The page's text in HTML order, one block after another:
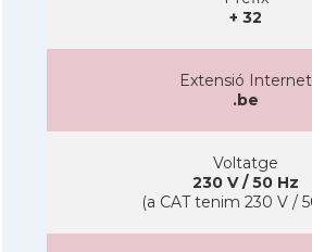
+ 32
Extensió Internet
.be
Voltatge
230 V / 50 Hz
(a CAT tenim 230 V /